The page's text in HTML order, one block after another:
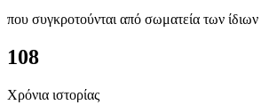
που συγκροτούνται από σωματεία των
108
Χρόνια ιστορίας